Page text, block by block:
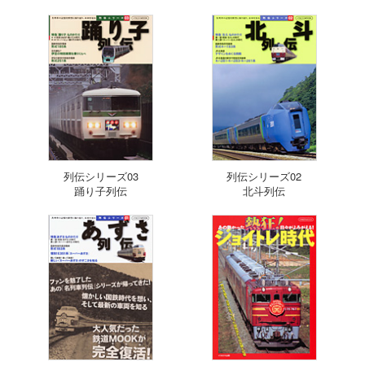
列伝シリーズ03
踊り子列伝
列伝シリーズ02
北斗列伝